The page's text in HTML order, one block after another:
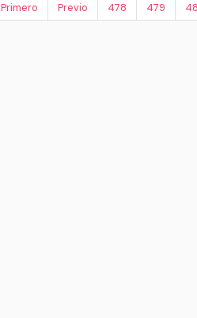
Primero Previo 478 479